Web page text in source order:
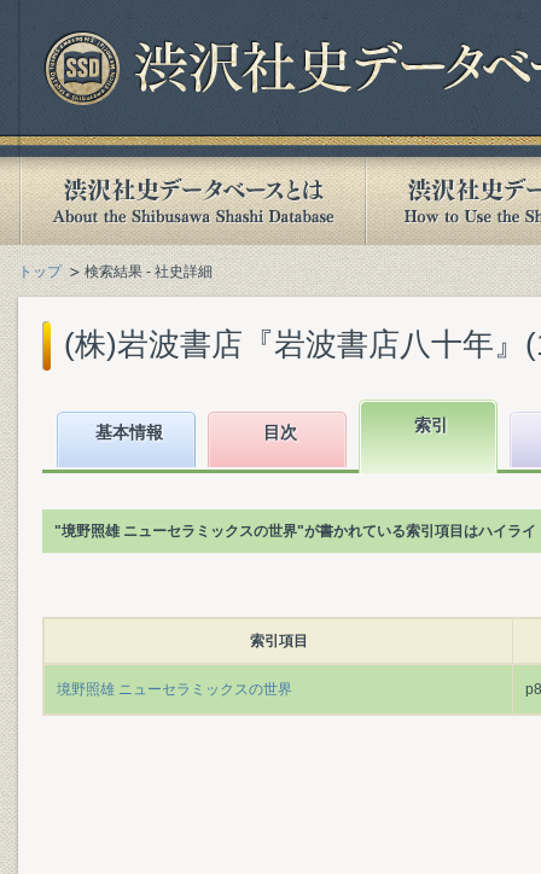
トップ 検索結果 - 社史詳細
(株)岩波書店『岩波書店八十年』
基本情報 目次 索引
"境野照雄 ニューセラミックスの世界"が書かれている索引項目はハイライ
索引項目
境野照雄 ニューセラミックスの世界